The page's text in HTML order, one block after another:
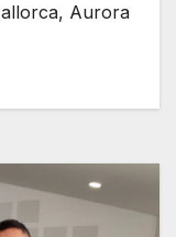
Aurora